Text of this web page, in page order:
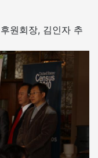
원회장, 김인자 추